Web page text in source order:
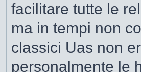
facilitare tutte le
ma in tempi non
classici Uas non
personalmente le